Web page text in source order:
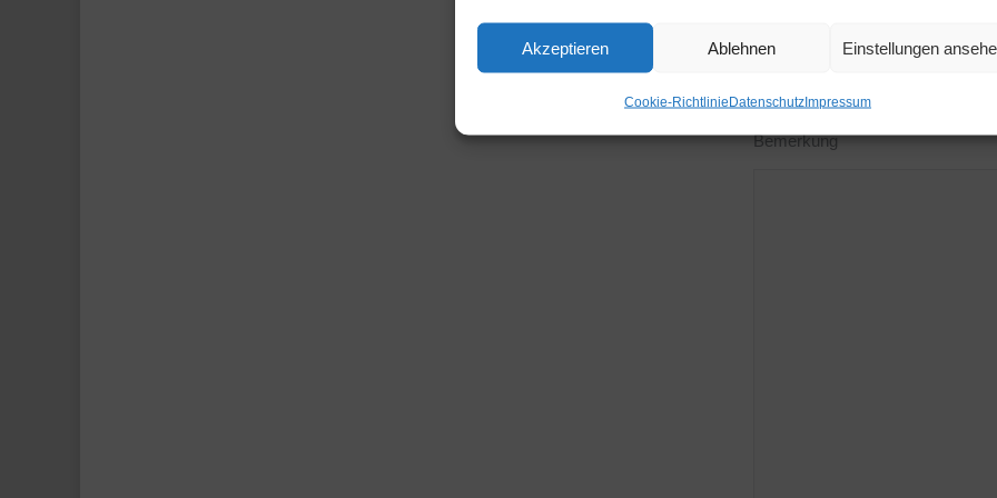
Akzeptieren Ablehnen Einstellungen
Cookie-RichtlinieDatenschutzImpressum
Ich bitte um einen...
Rückruf
Bemerkung